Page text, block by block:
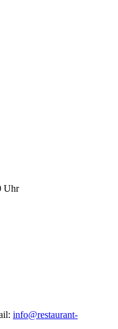
Uhr
info@restaurant-